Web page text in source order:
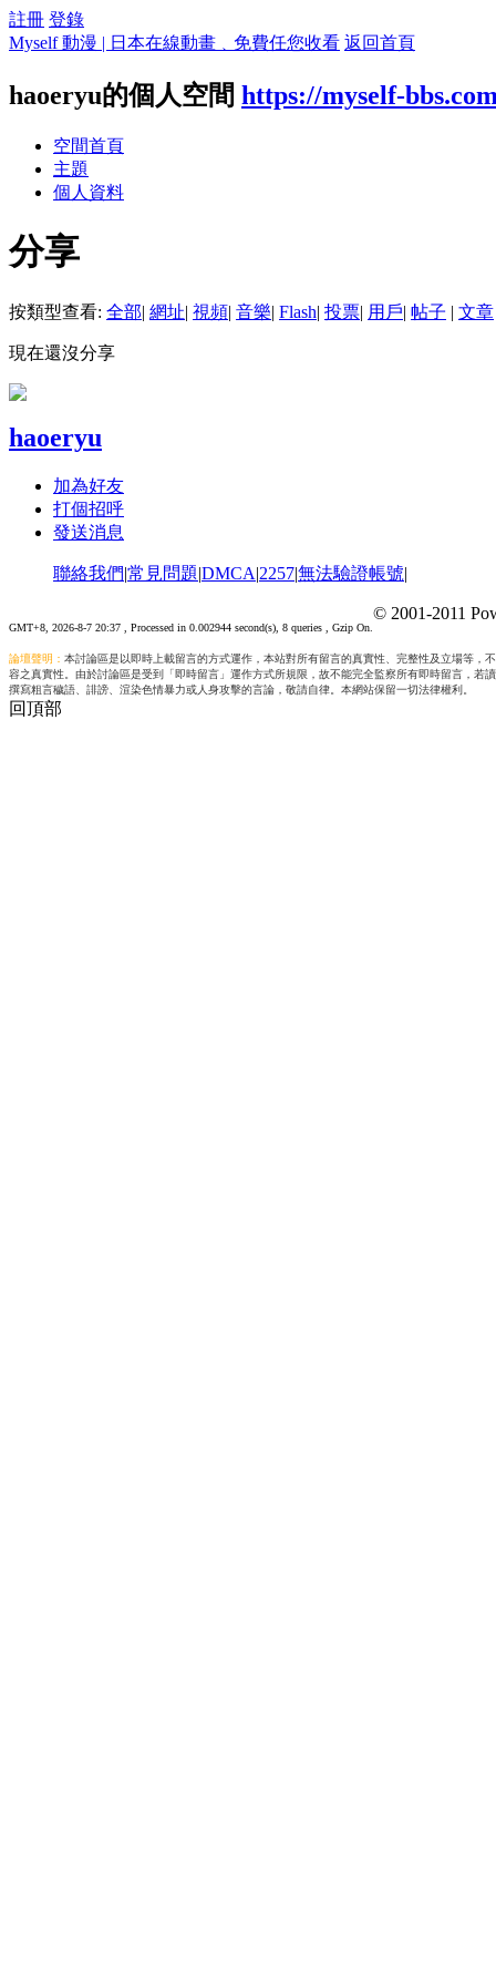
註冊 登錄
Myself 動漫 | 日本在線動畫﹑免費任您收看 返回首頁
haoeryu的個人空間 https://myself-
空間首頁
主題
個人資料
分享
按類型查看: 全部| 網址| 視頻| 音樂| Flash| 投票| 用戶| 帖子 | 文章
現在還沒分享
haoeryu
加為好友
打個招呼
發送消息
聯絡我們|常見問題|DMCA|2257|無法驗證帳號|
GMT+8, 2026-8-7 20:37 , Processed in 0.002944 second(s), 8 queries , Gzip On.
© 2001-2011
論壇聲明： 本討論區是以即時上載留言的方式運作，本站對所有留言的真實性、完整性及立場等
容之真實性。由於討論區是受到「即時留言」運作方式所規限，故不能完全監察所有即時留言，
撰寫粗言穢語、誹謗、渲染色情暴力或人身攻擊的言論，敬請自律。本網站保留一切法律權利。
回頂部